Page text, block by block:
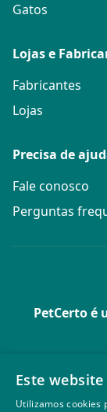
Gatos
Lojas e
Fabricantes
Lojas
Precisa de
Fale conosco
Perguntas
PetCerto é
Av. Paulista,
Este
Utilizamos cookies